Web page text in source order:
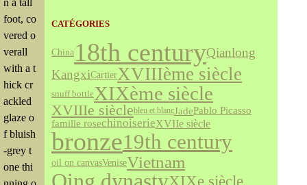
n a tall
foot, co
vered o
verall
with a t
hick cr
ackled
glaze o
f bluish
-grey t
one thi
CATÉGORIES
China 18th centuryQianlong
KangxiCartierXVIIIème siècle
snuff bottleXIXème siècle
XVIIIe sièclebleu et blancJadePablo Picasso
famille rosechinoiserieXVIIe siècle
bronze19th century
oil on canvasVeniseVietnam
XIXe siècle